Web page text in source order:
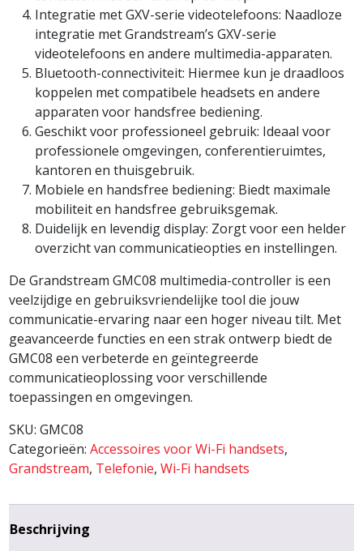
Integratie met GXV-serie videotelefoons: Naadloze
integratie met Grandstream’s GXV-serie
videotelefoons en andere multimedia-apparaten.
Bluetooth-connectiviteit: Hiermee kun je draadloos
koppelen met compatibele headsets en andere
apparaten voor handsfree bediening.
Geschikt voor professioneel gebruik: Ideaal voor
professionele omgevingen, conferentieruimtes,
kantoren en thuisgebruik.
Mobiele en handsfree bediening: Biedt maximale
mobiliteit en handsfree gebruiksgemak.
Duidelijk en levendig display: Zorgt voor een helder
overzicht van communicatieopties en instellingen.
De Grandstream GMC08 multimedia-controller is een
veelzijdige en gebruiksvriendelijke tool die jouw
communicatie-ervaring naar een hoger niveau tilt. Met
geavanceerde functies en een strak ontwerp biedt de
GMC08 een verbeterde en geïntegreerde
communicatieoplossing voor verschillende
toepassingen en omgevingen.
SKU:GMC08
Categorieën:Accessoires voor Wi-Fi handsets,
Grandstream, Telefonie,Wi-Fi handsets
Beschrijving